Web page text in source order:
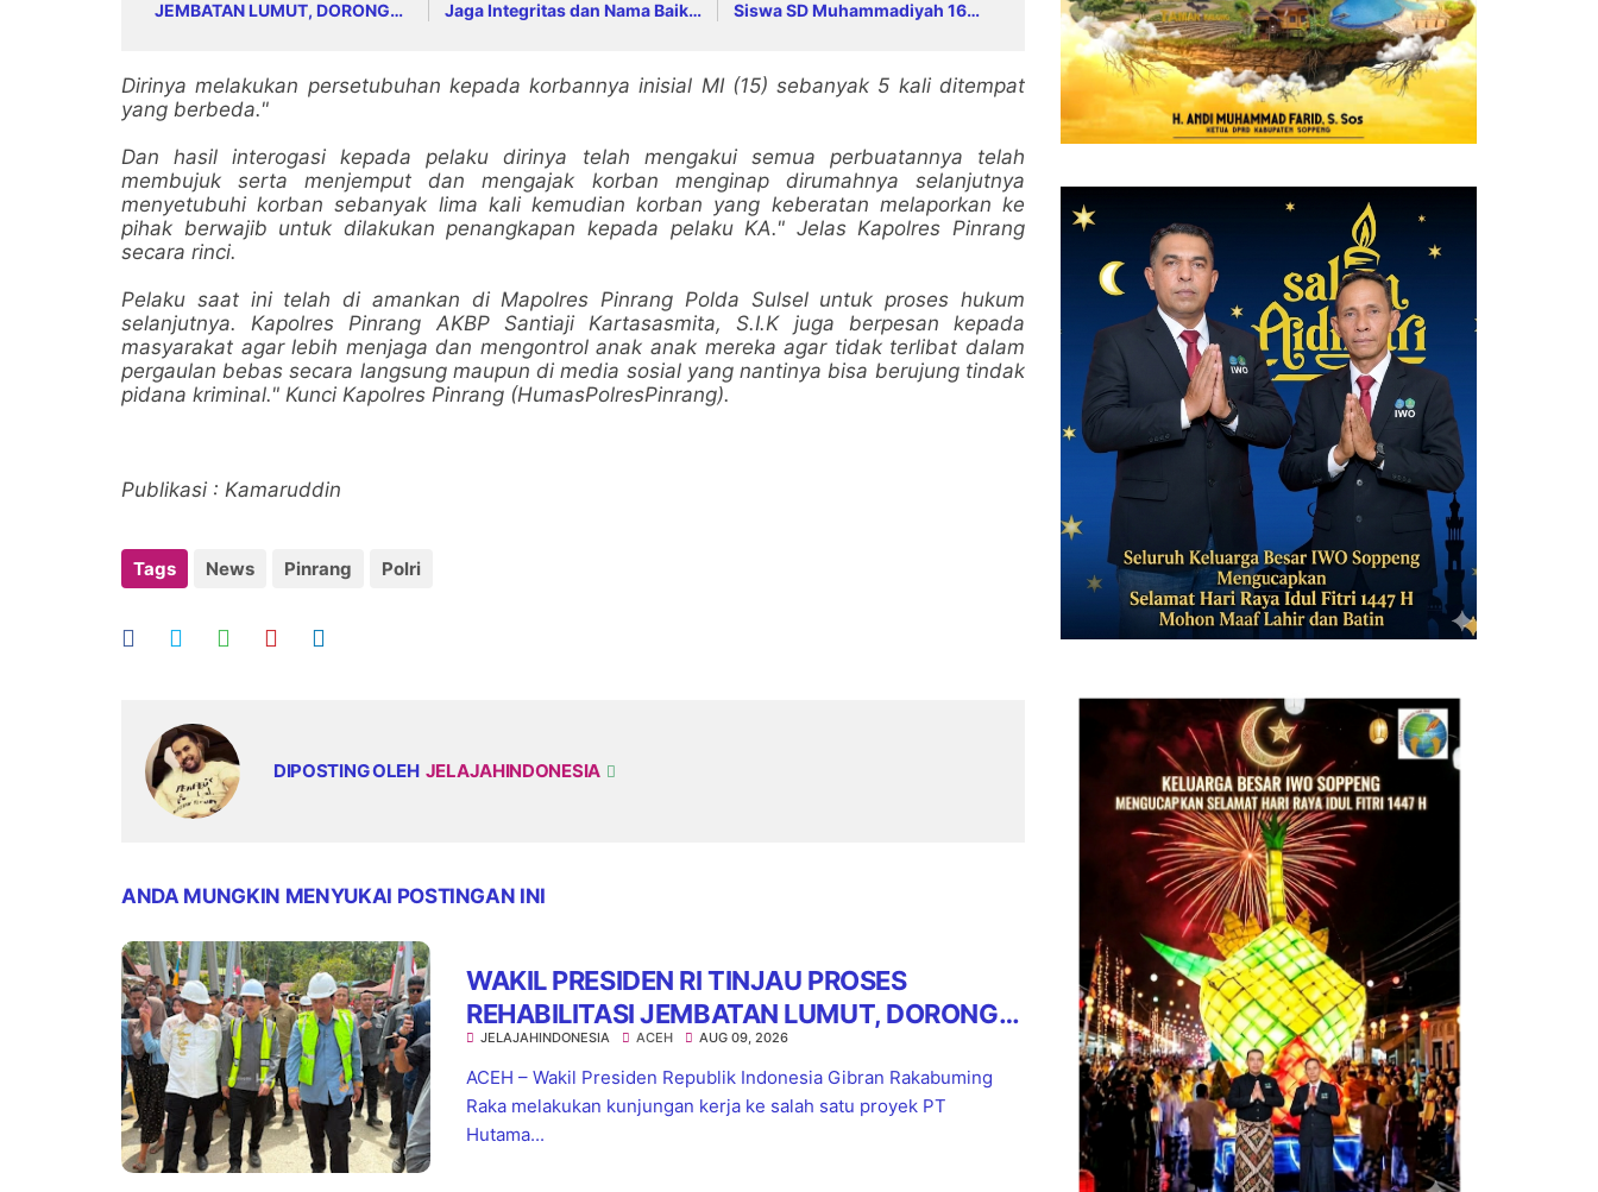
JEMBATAN LUMUT, DORONG
Jaga Integritas dan Nama Baik
Siswa SD Muhammadiyah 16
Dirinya melakukan persetubuhan kepada korbannya inisial MI (15) sebanyak 5 kali ditempat
yang berbeda."
Dan hasil interogasi kepada pelaku dirinya telah mengakui semua perbuatannya telah
membujuk serta menjemput dan mengajak korban menginap dirumahnya selanjutnya
menyetubuhi korban sebanyak lima kali kemudian korban yang keberatan melaporkan ke
pihak berwajib untuk dilakukan penangkapan kepada pelaku KA." Jelas Kapolres Pinrang
secara rinci.
Pelaku saat ini telah di amankan di Mapolres Pinrang Polda Sulsel untuk proses hukum
selanjutnya. Kapolres Pinrang AKBP Santiaji Kartasasmita, S.I.K juga berpesan kepada
masyarakat agar lebih menjaga dan mengontrol anak anak mereka agar tidak terlibat dalam
pergaulan bebas secara langsung maupun di media sosial yang nantinya bisa berujung tindak
pidana kriminal." Kunci Kapolres Pinrang (HumasPolresPinrang).
Publikasi : Kamaruddin
Tags News Pinrang Polri
DIPOSTING OLEH JELAJAHINDONESIA
ANDA MUNGKIN MENYUKAI POSTINGAN INI
WAKIL PRESIDEN RI TINJAU PROSES
REHABILITASI JEMBATAN LUMUT, DORONG
PENGUATAN KONEKTIVITAS DI ACEH
JELAJAHINDONESIA ACEH AUG 09, 2026
ACEH – Wakil Presiden Republik Indonesia Gibran Rakabuming
Raka melakukan kunjungan kerja ke salah satu proyek PT
Hutama...